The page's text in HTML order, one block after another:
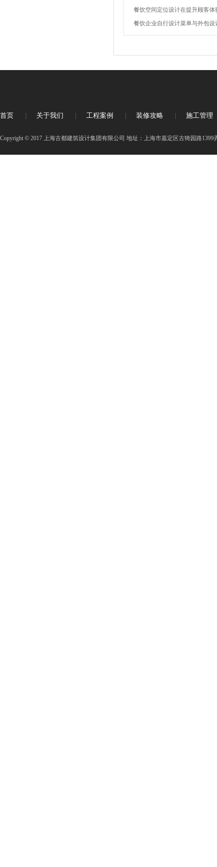
餐饮空间定位设计在提升顾客体
餐饮企业自行设计菜单与外包设
首页 关于我们 工程案例 装修攻略 施工管理
Copyright © 2017 上海古都建筑设计集团有限公司 地址：上海市嘉定区古猗园路1399